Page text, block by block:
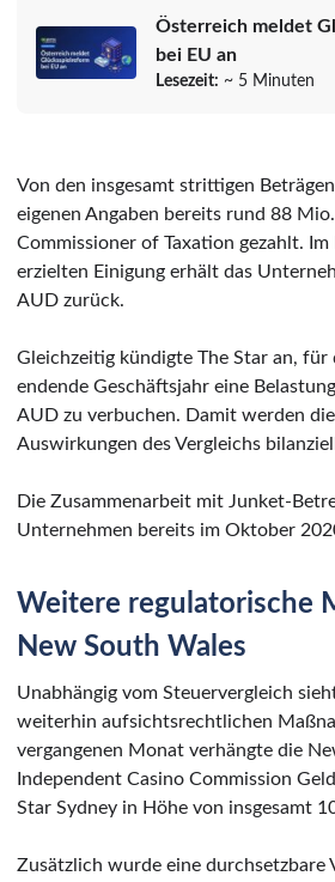
Österreich meldet
bei EU an
Lesezeit: ~ 5 Minuten
Von den insgesamt strittigen
eigenen Angaben bereits rund 88
Commissioner of Taxation gezahlt. Im
erzielten Einigung erhält das
AUD zurück.
Gleichzeitig kündigte The Star an, für
endende Geschäftsjahr eine
AUD zu verbuchen. Damit werden
Auswirkungen des Vergleichs
Die Zusammenarbeit mit Junket-
Unternehmen bereits im Oktober
Weitere regulatorische
New South Wales
Unabhängig vom Steuervergleich
weiterhin aufsichtsrechtlichen
vergangenen Monat verhängte die
Independent Casino Commission
Star Sydney in Höhe von insgesamt
Zusätzlich wurde eine durchsetzbare